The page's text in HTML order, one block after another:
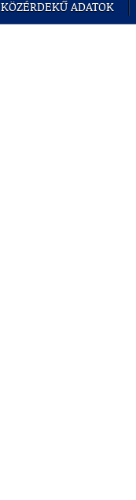
KÖZÉRDEKŰ ADATOK